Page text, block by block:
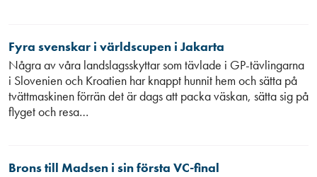
Fyra svenskar i världscupen i Jakarta
Några av våra landslagsskyttar som tävlade i GP-tävlingarna
i Slovenien och Kroatien har knappt hunnit hem och sätta på
tvättmaskinen förrän det är dags att packa väskan, sätta sig på
flyget och resa…
Brons till Madsen i sin första VC-final